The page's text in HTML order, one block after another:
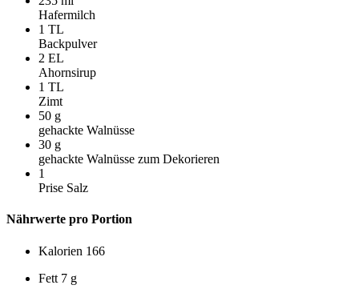
Hafermilch
1 TL
Backpulver
2 EL
Ahornsirup
1 TL
Zimt
50 g
gehackte Walnüsse
30 g
gehackte Walnüsse zum Dekorieren
1
Prise Salz
Nährwerte pro Portion
Kalorien 166
Fett 7 g